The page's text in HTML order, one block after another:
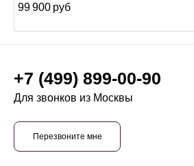
99 900 руб
+7 (499) 899-00-90
Для звонков из Москвы
Перезвоните мне